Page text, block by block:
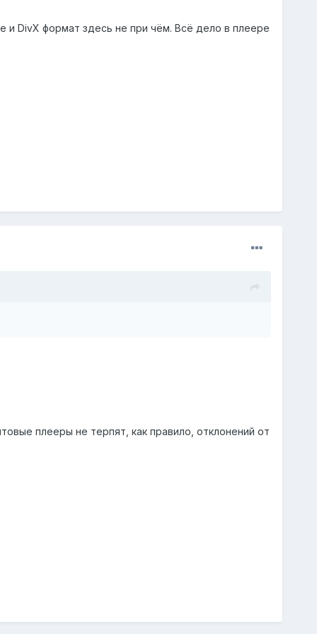
и DivX формат здесь не при чём. Всё дело в плеере
плееры не терпят, как правило, отклонений от